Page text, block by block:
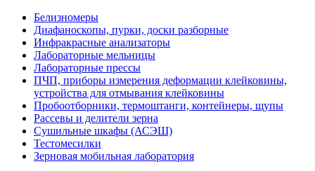
Белизномеры
Диафаноскопы, пурки, доски разборные
Инфракрасные анализаторы
Лабораторные мельницы
Лабораторные прессы
ПЧП, приборы измерения деформации клейковины,
устройства для отмывания клейковины
Пробоотборники, термоштанги, контейнеры, щупы
Рассевы и делители зерна
Сушильные шкафы (АСЭШ)
Тестомесилки
Зерновая мобильная лаборатория